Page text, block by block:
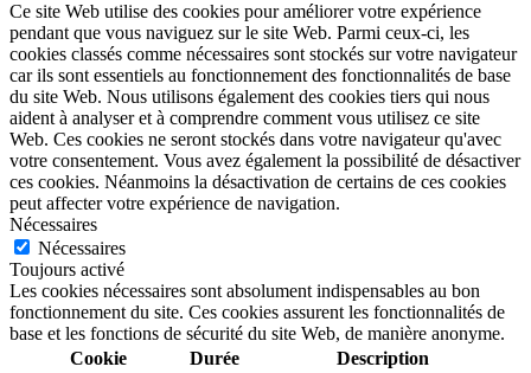
Ce site Web utilise des cookies pour améliorer votre expérience
pendant que vous naviguez sur le site Web. Parmi ceux-ci, les
cookies classés comme nécessaires sont stockés sur votre navigateur
car ils sont essentiels au fonctionnement des fonctionnalités de base
du site Web. Nous utilisons également des cookies tiers qui nous
aident à analyser et à comprendre comment vous utilisez ce site
Web. Ces cookies ne seront stockés dans votre navigateur qu'avec
votre consentement. Vous avez également la possibilité de désactiver
ces cookies. Néanmoins la désactivation de certains de ces cookies
peut affecter votre expérience de navigation.
Nécessaires
Nécessaires
Toujours activé
Les cookies nécessaires sont absolument indispensables au bon
fonctionnement du site. Ces cookies assurent les fonctionnalités de
base et les fonctions de sécurité du site Web, de manière anonyme.
Cookie
Durée Description